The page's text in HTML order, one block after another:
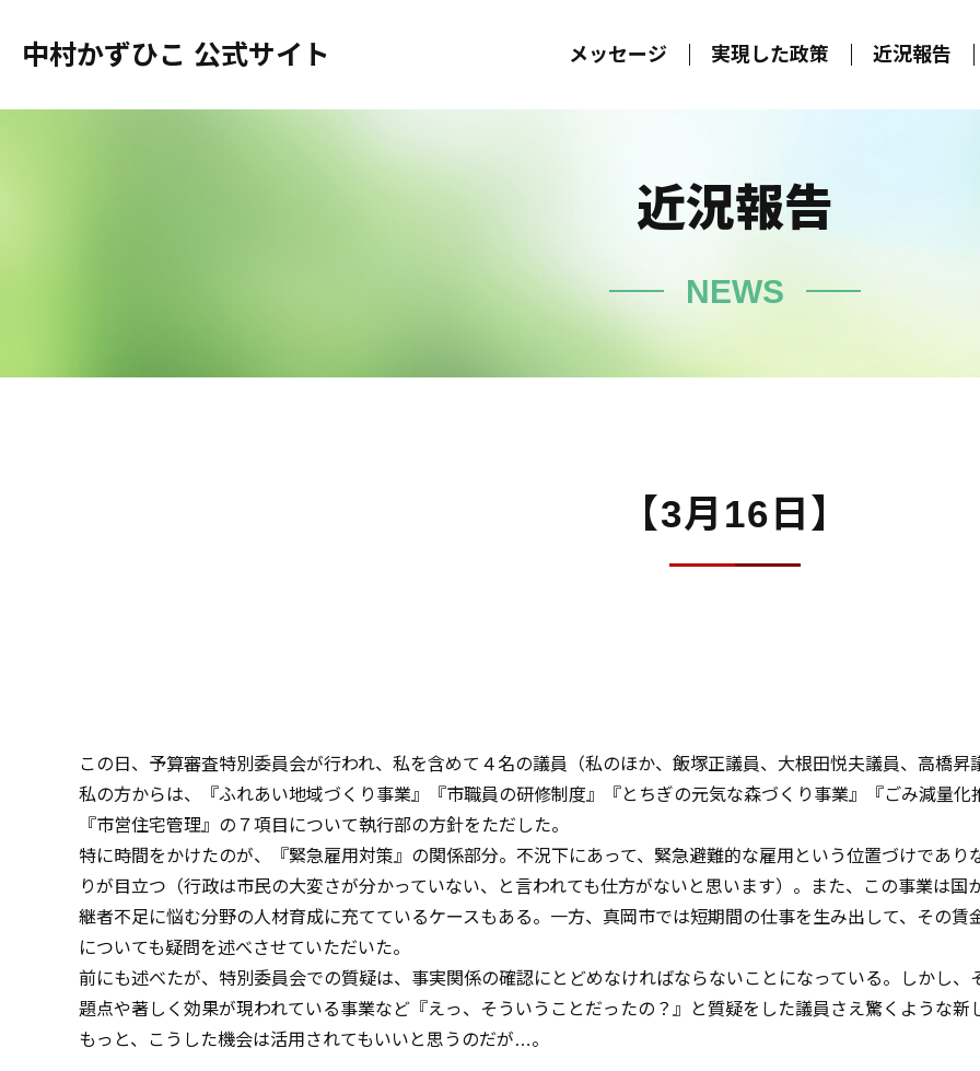
中村かずひこ 公式サイト メッセージ 実現した政策 近況報告
近況報告
NEWS
【3月16日】
この日、予算審査特別委員会が行われ、私を含めて４名の議員（私のほか、飯塚正議員、大根田悦夫議員、高橋昇
私の方からは、『ふれあい地域づくり事業』『市職員の研修制度』『とちぎの元気な森づくり事業』『ごみ減量化
『市営住宅管理』の７項目について執行部の方針をただした。
特に時間をかけたのが、『緊急雇用対策』の関係部分。不況下にあって、緊急避難的な雇用という位置づけであ
りが目立つ（行政は市民の大変さが分かっていない、と言われても仕方がないと思います）。また、この事業は
継者不足に悩む分野の人材育成に充てているケースもある。一方、真岡市では短期間の仕事を生み出して、その賃
についても疑問を述べさせていただいた。
前にも述べたが、特別委員会での質疑は、事実関係の確認にとどめなければならないことになっている。しかし
題点や著しく効果が現われている事業など『えっ、そういうことだったの？』と質疑をした議員さえ驚くような新
もっと、こうした機会は活用されてもいいと思うのだが…。